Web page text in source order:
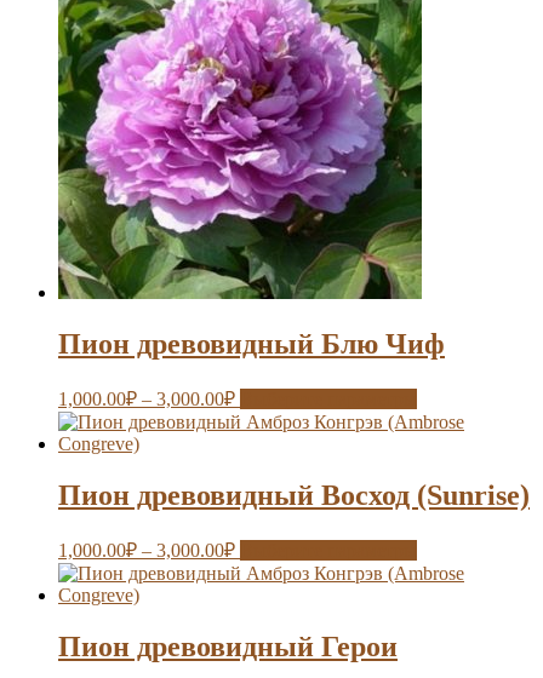
Пион древовидный Блю Чиф
1,000.00₽ – 3,000.00₽
Пион древовидный Восход (Sunrise)
1,000.00₽ – 3,000.00₽
Пион древовидный Герои